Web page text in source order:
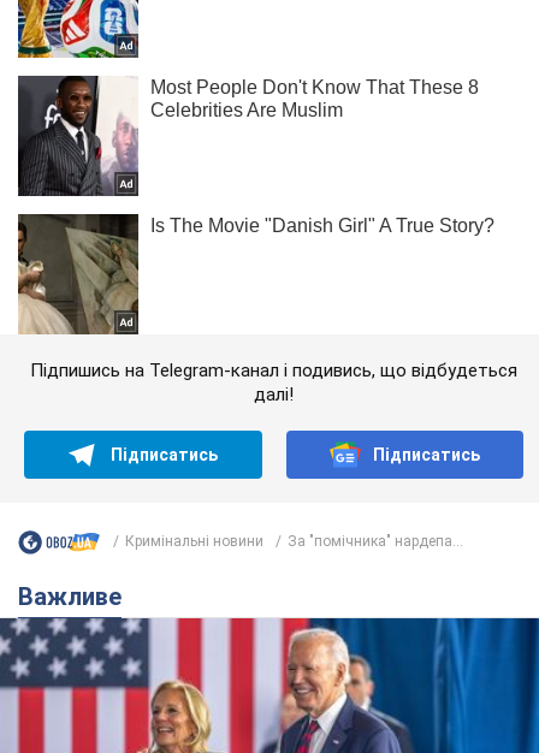
Підпишись на Telegram-канал і подивись, що відбудеться
далі!
Підписатись Підписатись
Кримінальні новини За "помічника" нардепа...
Важливе